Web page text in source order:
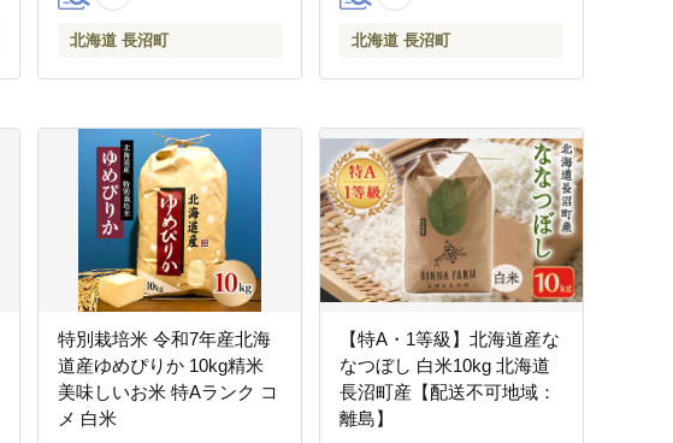
北海道 長沼町 北海道 長沼町
特別栽培米 令和7年産北海
道産ゆめぴりか 10kg精米
美味しいお米 特Aランク コ
メ 白米
【特A・1等級】北海道産な
なつぼし 白米10kg 北海道
長沼町産【配送不可地域：
離島】